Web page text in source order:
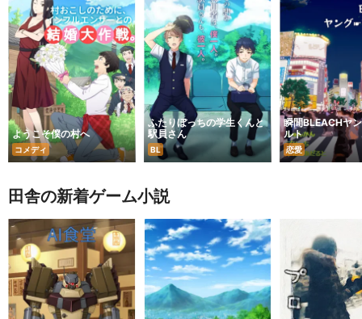
ようこそ僕の村へ
コメディ
ふたりぼっちの学生くんと
駅員さん
BL
瞬間BLEACHヤ
ルト
恋愛
田舎の新着ゲーム小説